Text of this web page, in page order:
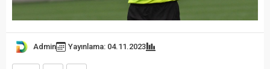
Admin Yayınlama: 04.11.2023